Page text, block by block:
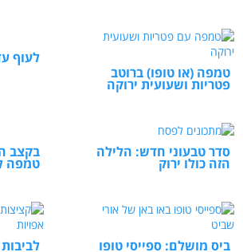
טמפה (או טופו) ברוטב
פטריות ושעועית ירוקה
לעוף
סדר טבעוני חדש: הלילה
הזה כולו ירוק
בקצב
טמפה
ביס מושלם: ספייסי טופו